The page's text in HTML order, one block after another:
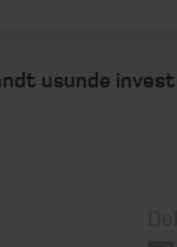
usunde